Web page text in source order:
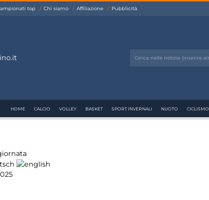
top Chi siamo Affiliazione Pubblicità
HOME CALCIO VOLLEY BASKET SPORT INVERNALI NUOTO CICLISMO